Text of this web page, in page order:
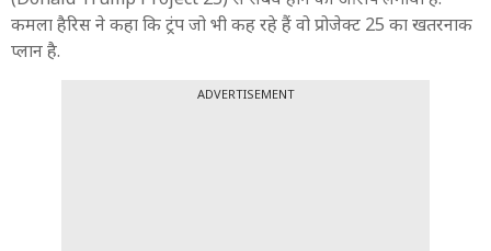
कमला हैरिस ने कहा कि ट्रंप जो भी कह रहे हैं वो प्रोजेक्ट 25 का खतरनाक
प्लान है.
ADVERTISEMENT